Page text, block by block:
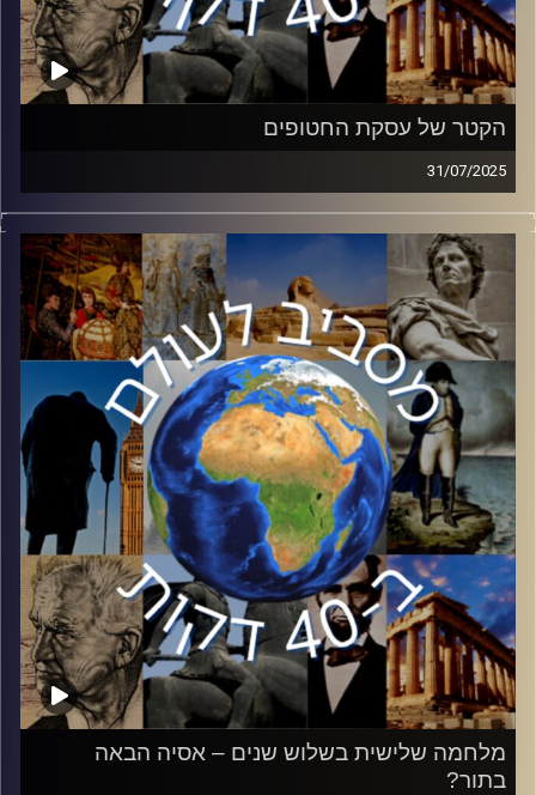
הקטר של עסקת החטופים
31/07/2025
בחודשים האחרונים אנו עדים לשיחות לגבי עסקת חטופים
וסיום המלחמה. אחת משחקניות המפתח בשיחות הינה קטר.
בפרק זה ד״ר אריאל אדמוני, חוקר קטר במכון ירושלים
למדיניות ואסטרטגיה ה JISS, יחשוף את שיטותיה של קטר
וזרועותיה הארוכות וקשריה לשחקנים השונים בעסקה.
קרדיט תמונות:יוסי מצרי
מלחמה שלישית בשלוש שנים – אסיה הבאה
בתור?